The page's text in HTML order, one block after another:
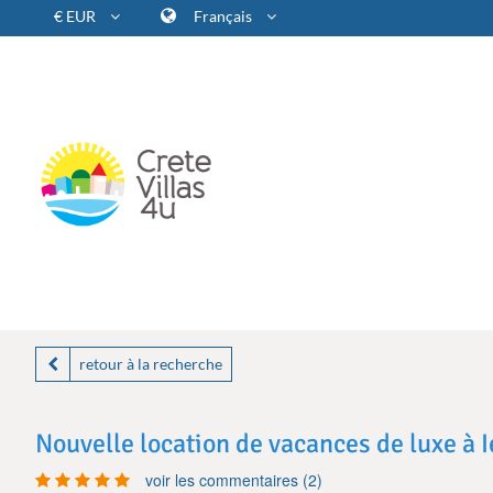
€ EUR Français
retour à la recherche
Nouvelle location de vacances de luxe à
voir les commentaires (2)